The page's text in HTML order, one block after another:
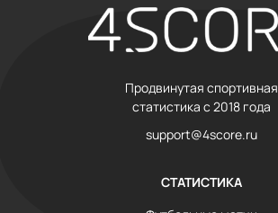
Продвинутая спортивная
статистика с 2018 года
support@4score.ru
СТАТИСТИКА